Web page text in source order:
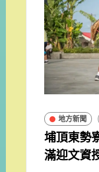
地方新聞
埔頂東勢
滿迎文資